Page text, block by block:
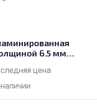
6.5 мм
цена